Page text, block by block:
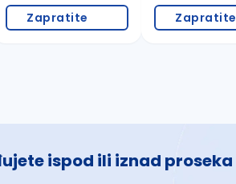
Zapratite Zapratite
ispod ili iznad proseka